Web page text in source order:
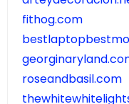
fithog.com
roseandbasil.com